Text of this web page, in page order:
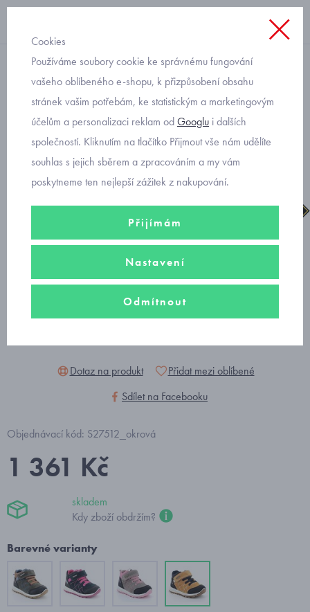
chlapecké
Primigi Gore-tex 2853255
dětské celoroční boty
Dotaz na produkt
Přidat mezi oblíbené
Sdílet na Facebooku
Objednávací kód: S27512_okrová
1 361 Kč
skladem
Kdy zboží obdržím?
Barevné varianty
Cookies
Používáme soubory cookie ke správnému fungování
vašeho oblíbeného e-shopu, k přizpůsobení obsahu
stránek vašim potřebám, ke statistickým a marketingovým
účelům a personalizaci reklam odGooglu i dalších
společností. Kliknutím na tlačítko Přijmout vše nám udělíte
souhlas s jejich sběrem a zpracováním a my vám
poskytneme ten nejlepší zážitek z nakupování.
Přijímám
Nastavení
Odmítnout